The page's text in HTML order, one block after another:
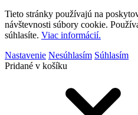
Tieto stránky používajú na
návštevnosti súbory cookie.
súhlasíte. Viac informácií.
Nastavenie Nesúhlasím Súhlasím
Pridané v košíku